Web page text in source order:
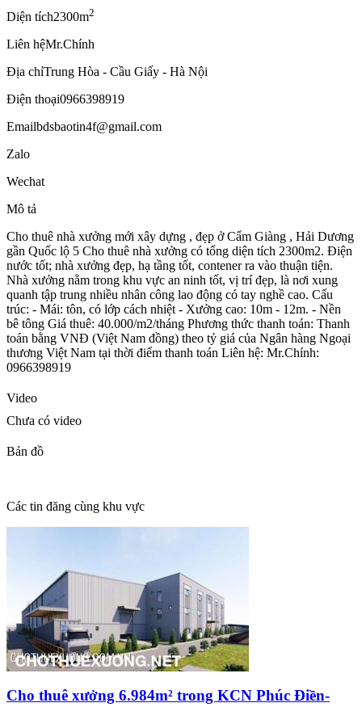
Diện tích2300m2
Liên hệMr.Chính
Địa chỉTrung Hòa - Cầu Giấy - Hà Nội
Điện thoại0966398919
Emailbdsbaotin4f@gmail.com
Zalo
Wechat
Mô tả
Cho thuê nhà xưởng mới xây dựng , đẹp ở Cẩm Giàng , Hải Dương
gần Quốc lộ 5 Cho thuê nhà xưởng có tổng diện tích 2300m2. Điện
nước tốt; nhà xưởng đẹp, hạ tầng tốt, contener ra vào thuận tiện.
Nhà xưởng nằm trong khu vực an ninh tốt, vị trí đẹp, là nơi xung
quanh tập trung nhiều nhân công lao động có tay nghề cao. Cấu
trúc: - Mái: tôn, có lớp cách nhiệt - Xưởng cao: 10m - 12m. - Nền
bê tông Giá thuê: 40.000/m2/tháng Phương thức thanh toán: Thanh
toán bằng VNĐ (Việt Nam đồng) theo tỷ giá của Ngân hàng Ngoại
thương Việt Nam tại thời điểm thanh toán Liên hệ: Mr.Chính:
0966398919
Video
Chưa có video
Bản đồ
Các tin đăng cùng khu vực
Cho thuê xưởng 6.984m² trong KCN Phúc Điền-